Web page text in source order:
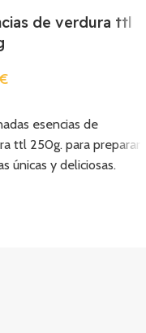
de verdura ttl
€
esencias de
ttl 250g. para preparar
únicas y deliciosas.